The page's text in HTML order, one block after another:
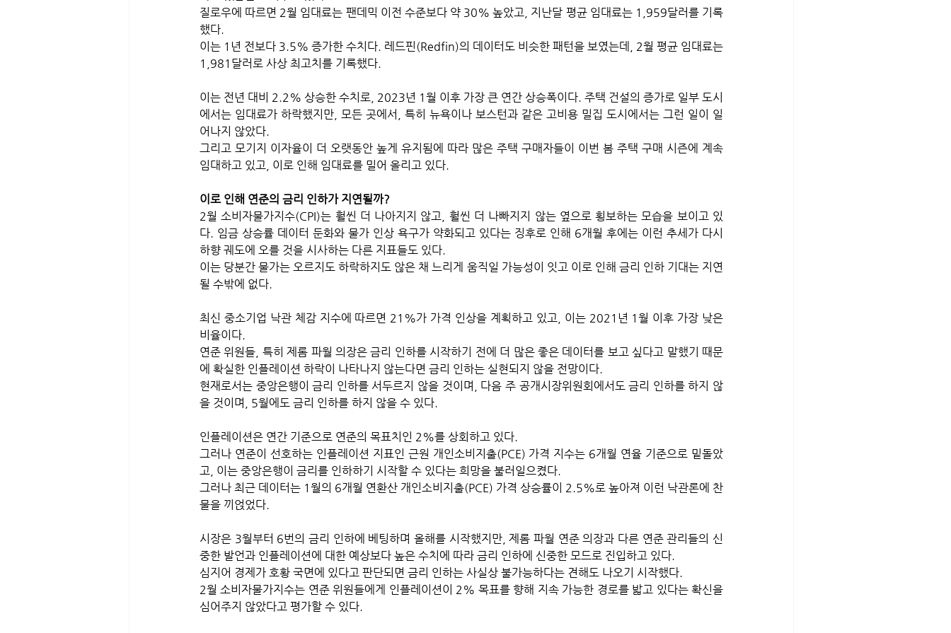
질로우에 따르면 2월 임대료는 팬데믹 이전 수준보다 약 30% 높았고, 지난달 평균 임대료는 1,959달러를 기록
했다.
이는 1년 전보다 3.5% 증가한 수치다. 레드핀(Redfin)의 데이터도 비슷한 패턴을 보였는데, 2월 평균 임대료는
1,981달러로 사상 최고치를 기록했다.
이는 전년 대비 2.2% 상승한 수치로, 2023년 1월 이후 가장 큰 연간 상승폭이다. 주택 건설의 증가로 일부 도시
에서는 임대료가 하락했지만, 모든 곳에서, 특히 뉴욕이나 보스턴과 같은 고비용 밀집 도시에서는 그런 일이 일
어나지 않았다.
그리고 모기지 이자율이 더 오랫동안 높게 유지됨에 따라 많은 주택 구매자들이 이번 봄 주택 구매 시즌에 계속
임대하고 있고, 이로 인해 임대료를 밀어 올리고 있다.
이로 인해 연준의 금리 인하가 지연될까?
2월 소비자물가지수(CPI)는 훨씬 더 나아지지 않고, 훨씬 더 나빠지지 않는 옆으로 횡보하는 모습을 보이고 있
다. 임금 상승률 데이터 둔화와 물가 인상 욕구가 약화되고 있다는 징후로 인해 6개월 후에는 이런 추세가 다시
하향 궤도에 오를 것을 시사하는 다른 지표들도 있다.
이는 당분간 물가는 오르지도 하락하지도 않은 채 느리게 움직일 가능성이 잇고 이로 인해 금리 인하 기대는 지연
될 수밖에 없다.
최신 중소기업 낙관 체감 지수에 따르면 21%가 가격 인상을 계획하고 있고, 이는 2021년 1월 이후 가장 낮은
비율이다.
연준 위원들, 특히 제롬 파월 의장은 금리 인하를 시작하기 전에 더 많은 좋은 데이터를 보고 싶다고 말했기 때문
에 확실한 인플레이션 하락이 나타나지 않는다면 금리 인하는 실현되지 않을 전망이다.
현재로서는 중앙은행이 금리 인하를 서두르지 않을 것이며, 다음 주 공개시장위원회에서도 금리 인하를 하지 않
을 것이며, 5월에도 금리 인하를 하지 않을 수 있다.
인플레이션은 연간 기준으로 연준의 목표치인 2%를 상회하고 있다.
그러나 연준이 선호하는 인플레이션 지표인 근원 개인소비지출(PCE) 가격 지수는 6개월 연율 기준으로 밑돌았
고, 이는 중앙은행이 금리를 인하하기 시작할 수 있다는 희망을 불러일으켰다.
그러나 최근 데이터는 1월의 6개월 연환산 개인소비지출(PCE) 가격 상승률이 2.5%로 높아져 이런 낙관론에 찬
물을 끼얹었다.
시장은 3월부터 6번의 금리 인하에 베팅하며 올해를 시작했지만, 제롬 파월 연준 의장과 다른 연준 관리들의 신
중한 발언과 인플레이션에 대한 예상보다 높은 수치에 따라 금리 인하에 신중한 모드로 진입하고 있다.
심지어 경제가 호황 국면에 있다고 판단되면 금리 인하는 사실상 불가능하다는 견해도 나오기 시작했다.
2월 소비자물가지수는 연준 위원들에게 인플레이션이 2% 목표를 향해 지속 가능한 경로를 밟고 있다는 확신을
심어주지 않았다고 평가할 수 있다.